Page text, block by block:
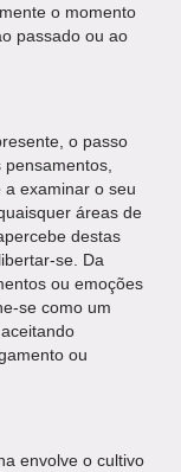
o momento
passado ou ao
o passo
examinar o seu
áreas de
destas
se. Da
ou emoções
se como um
ou
envolve o cultivo